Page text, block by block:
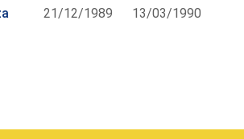
21/12/1989 13/03/1990